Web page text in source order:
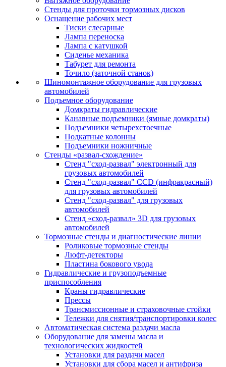
Стенды для проточки тормозных дисков
Оснащение рабочих мест
Тиски слесарные
Лампа переноска
Лампа с катушкой
Сиденье механика
Табурет для ремонта
Точило (заточной станок)
Шиномонтажное оборудование для грузовых
автомобилей
Подъемное оборудование
Домкраты гидравлические
Канавные подъемники (ямные домкраты)
Подъемники четырехстоечные
Подкатные колонны
Подъемники ножничные
Стенды «развал-схождение»
Стенд "сход-развал" электронный для
грузовых автомобилей
Стенд "сход-развал" CCD (инфракрасный)
для грузовых автомобилей
Стенд "сход-развал" для грузовых
автомобилей
Стенд «сход-развал» 3D для грузовых
автомобилей
Тормозные стенды и диагностические линии
Роликовые тормозные стенды
Люфт-детекторы
Пластина бокового увода
Гидравлические и грузоподъемные
приспособления
Краны гидравлические
Прессы
Трансмиссионные и страховочные стойки
Тележки для снятия/транспортировки колес
Автоматическая система раздачи масла
Оборудование для замены масла и
технологических жидкостей
Установки для раздачи масел
Установки для сбора масел и антифриза